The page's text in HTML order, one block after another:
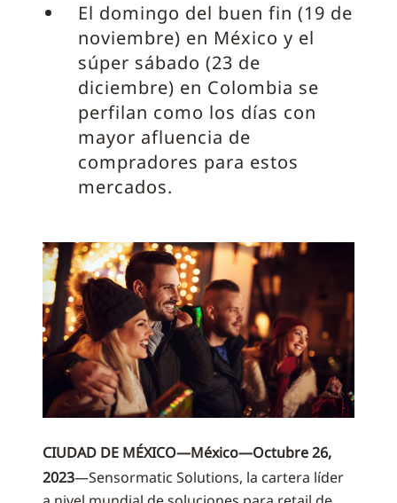
El domingo del buen fin (19 de
noviembre) en México y el
súper sábado (23 de
diciembre) en Colombia se
perfilan como los días con
mayor afluencia de
compradores para estos
mercados.
CIUDAD DE MÉXICO—México—Octubre 26,
2023—Sensormatic Solutions, la cartera líder